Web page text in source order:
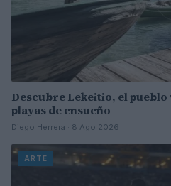
Descubre Lekeitio, el
playas de ensueño
Diego Herrera · 8 Ago 2026
ARTE